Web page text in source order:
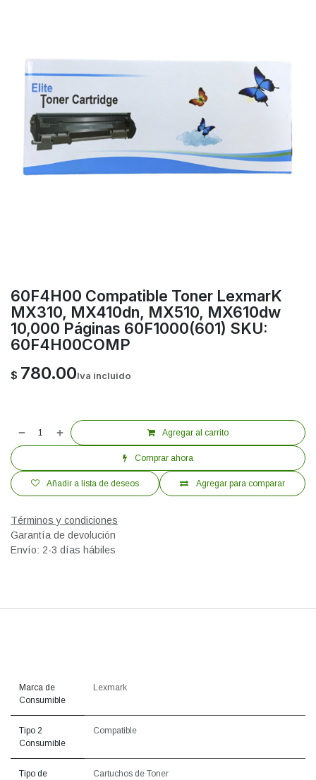
60F4H00 Compatible Toner LexmarK
MX310, MX410dn, MX510, MX610dw
10,000 Páginas 60F1000(601) SKU:
60F4H00COMP
$ 780.00Iva incluido
Agregar al carrito
Comprar ahora
Agregar para comparar
Añadir a lista de deseos
Términos y condiciones
Garantía de devolución
Envío: 2-3 días hábiles
Marca de
Consumible
Lexmark
Tipo 2
Consumible
Compatible
Tipo de
Cartuchos de Toner